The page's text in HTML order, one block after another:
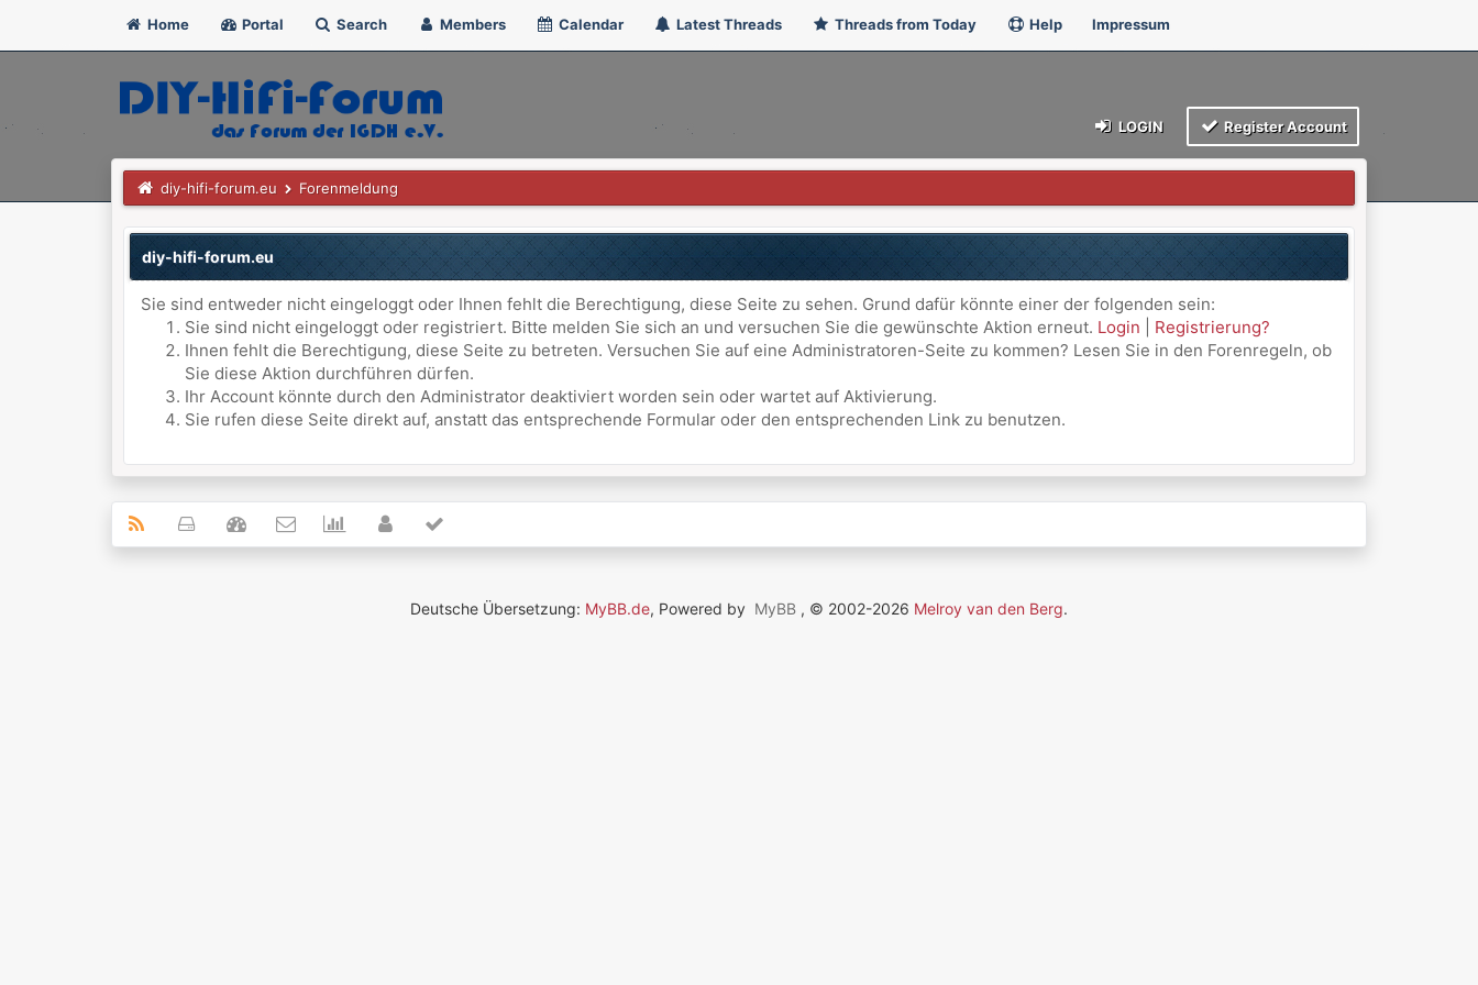
Home Portal Search Members Calendar Latest Threads Threads from Today Help Impressum
LOGIN Register Account
diy-hifi-forum.eu Forenmeldung
diy-hifi-forum.eu
Sie sind entweder nicht eingeloggt oder Ihnen fehlt die Berechtigung, diese Seite zu sehen. Grund dafür könnte einer der folgenden sein:
Sie sind nicht eingeloggt oder registriert. Bitte melden Sie sich an und versuchen Sie die gewünschte Aktion erneut. Login
Registrierung?
Ihnen fehlt die Berechtigung, diese Seite zu betreten. Versuchen Sie auf eine Administratoren-Seite zu kommen? Lesen Sie in den Forenregeln, ob
Sie diese Aktion durchführen dürfen.
Ihr Account könnte durch den Administrator deaktiviert worden sein oder wartet auf Aktivierung.
Sie rufen diese Seite direkt auf, anstatt das entsprechende Formular oder den entsprechenden Link zu benutzen.
Deutsche Übersetzung: MyBB.de, Powered by MyBB , © 2002-2026 Melroy van den Berg.